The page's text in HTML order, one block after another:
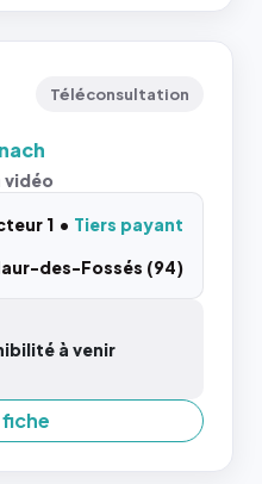
Téléconsultation
vidéo
1
Tiers payant
des-Fossés (94)
à venir
fiche